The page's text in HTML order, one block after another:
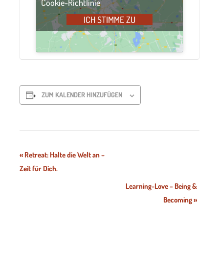
Cookie-Richtlinie
ICH STIMME ZU
ZUM KALENDER HINZUFÜGEN
Veranstaltung-
Navigation
« Retreat: Halte die Welt an –
Zeit für Dich.
Learning-Love – Being &
Becoming»